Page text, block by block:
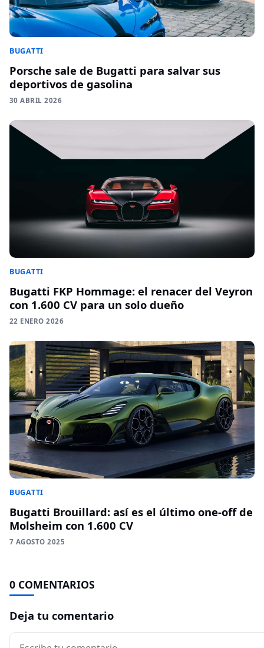
BUGATTI
Porsche sale de Bugatti para salvar sus
deportivos de gasolina
30 ABRIL 2026
BUGATTI
Bugatti FKP Hommage: el renacer del Veyron
con 1.600 CV para un solo dueño
22 ENERO 2026
BUGATTI
Bugatti Brouillard: así es el último one-off de
Molsheim con 1.600 CV
7 AGOSTO 2025
0 COMENTARIOS
Deja tu comentario
Comentario